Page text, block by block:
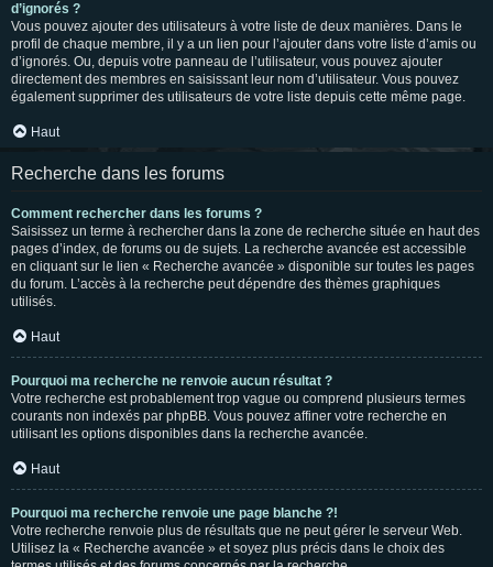
d’ignorés ?
Vous pouvez ajouter des utilisateurs à votre liste de deux manières. Dans le
profil de chaque membre, il y a un lien pour l’ajouter dans votre liste d’amis ou
d’ignorés. Ou, depuis votre panneau de l’utilisateur, vous pouvez ajouter
directement des membres en saisissant leur nom d’utilisateur. Vous pouvez
également supprimer des utilisateurs de votre liste depuis cette même page.
Haut
Recherche dans les forums
Comment rechercher dans les forums ?
Saisissez un terme à rechercher dans la zone de recherche située en haut des
pages d’index, de forums ou de sujets. La recherche avancée est accessible
en cliquant sur le lien « Recherche avancée » disponible sur toutes les pages
du forum. L’accès à la recherche peut dépendre des thèmes graphiques
utilisés.
Haut
Pourquoi ma recherche ne renvoie aucun résultat ?
Votre recherche est probablement trop vague ou comprend plusieurs termes
courants non indexés par phpBB. Vous pouvez affiner votre recherche en
utilisant les options disponibles dans la recherche avancée.
Haut
Pourquoi ma recherche renvoie une page blanche ?!
Votre recherche renvoie plus de résultats que ne peut gérer le serveur Web.
Utilisez la « Recherche avancée » et soyez plus précis dans le choix des